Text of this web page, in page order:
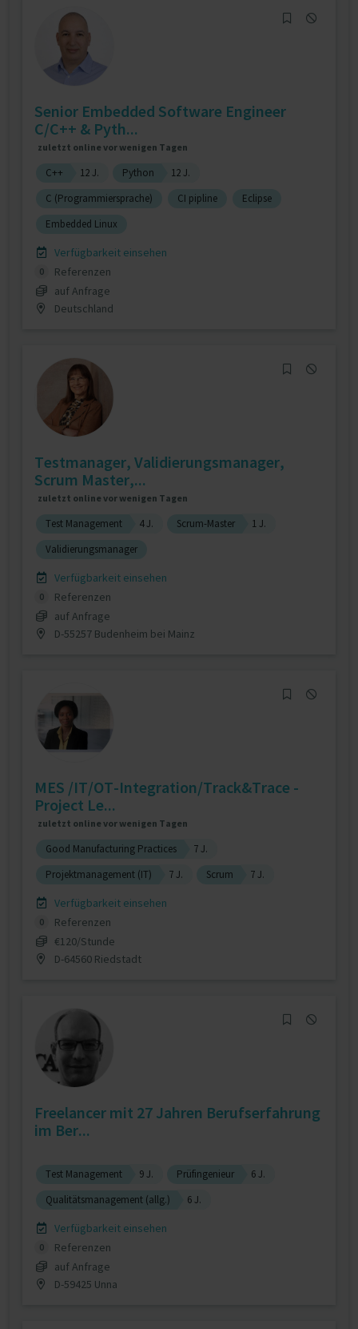
Senior Embedded Software Engineer
C/C++ & Pyth...
zuletzt online vor wenigen Tagen
C++ 12 J. Python
12 J.
C (Programmiersprache)
CI pipline
Eclipse
Embedded Linux
Verfügbarkeit einsehen
0
Referenzen
auf Anfrage
Deutschland
Testmanager, Validierungsmanager,
Scrum Master,...
zuletzt online vor wenigen Tagen
Test Management 4 J. Scrum-Master
1 J.
Validierungsmanager
Verfügbarkeit einsehen
0
Referenzen
auf Anfrage
D-55257 Budenheim bei Mainz
MES /IT/OT-Integration/Track&Trace -
Project Le...
zuletzt online vor wenigen Tagen
Good Manufacturing Practices
7 J.
Projektmanagement (IT)
7 J. Scrum 7 J.
Verfügbarkeit einsehen
0
Referenzen
€120/Stunde
D-64560 Riedstadt
Freelancer mit 27 Jahren Berufserfahrung
im Ber...
Test Management 9 J. Prüfingenieur
6 J.
Qualitätsmanagement (allg.)
6 J.
Verfügbarkeit einsehen
0
Referenzen
auf Anfrage
D-59425 Unna